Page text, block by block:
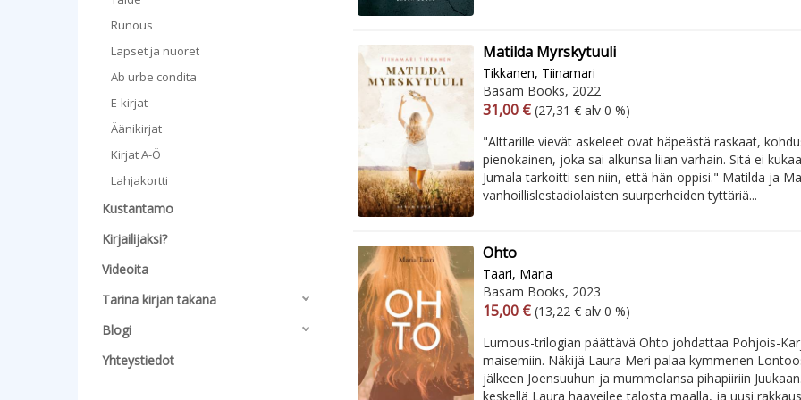
Runous
Lapset ja nuoret
Ab urbe condita
E-kirjat
Äänikirjat
Kirjat A-Ö
Lahjakortti
Kustantamo
Kirjailijaksi?
Videoita
Tarina kirjan takana
Blogi
Yhteystiedot
Matilda Myrskytuuli
Tikkanen, Tiinamari
Basam Books, 2022
Arvonlisäverollinen hinta
31,00 € Arvonlisäveroton hinta
(27,31 € alv 0 %)
"Alttarille vievät askeleet ovat häpeästä raskaat,
pienokainen, joka sai alkunsa liian varhain. Sitä ei
Jumala tarkoitti sen niin, että hän oppisi." Matilda ja
vanhoillislestadiolaisten suurperheiden tyttäriä...
Ohto
Taari, Maria
Basam Books, 2023
Arvonlisäverollinen hinta
15,00 € Arvonlisäveroton hinta
(13,22 € alv 0 %)
Lumous-trilogian päättävä Ohto johdattaa Pohjois-
maisemiin. Näkijä Laura Meri palaa kymmenen
jälkeen Joensuuhun ja mummolansa pihapiiriin
keskellä Laura haaveilee talosta maalla, ja uusi